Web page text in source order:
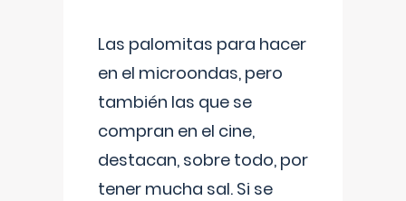
Las palomitas para hacer
en el microondas, pero
también las que se
compran en el cine,
destacan, sobre todo, por
tener mucha sal. Si se